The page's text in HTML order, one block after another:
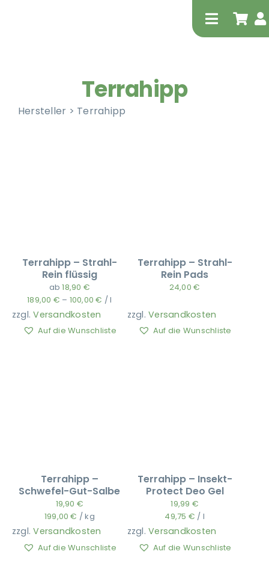
Toggle
Terrahipp
Hersteller > Terrahipp
Terrahipp – Strahl-
Rein flüssig
ab18,90 €
189,00 € – 100,00€ /l
zzgl.Versandkosten
Auf die Wunschliste
Terrahipp – Strahl-
Rein Pads
24,00€
zzgl.Versandkosten
Auf die Wunschliste
Terrahipp –
Schwefel-Gut-Salbe
19,90 €
199,00€ /kg
zzgl.Versandkosten
Auf die Wunschliste
Terrahipp – Insekt-
Protect Deo Gel
19,99 €
49,75 € / l
zzgl.Versandkosten
Auf die Wunschliste